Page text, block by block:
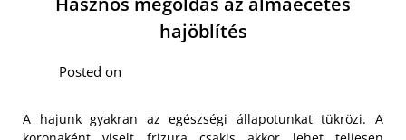
hajöblítés
Posted on
A hajunk gyakran az egészségi állapotunkat tükrözi. A